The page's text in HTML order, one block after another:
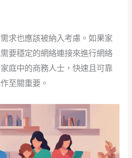
求也應該被納入考慮。如果家
要穩定的網絡連接來進行網絡
庭中的商務人士，快速且可靠
至關重要。